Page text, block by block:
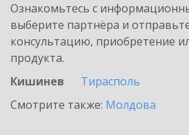
Ознакомьтесь с
выберите партнёра и
консультацию, приобретение
продукта.
Кишинев
Тирасполь
Смотрите также: Молдова